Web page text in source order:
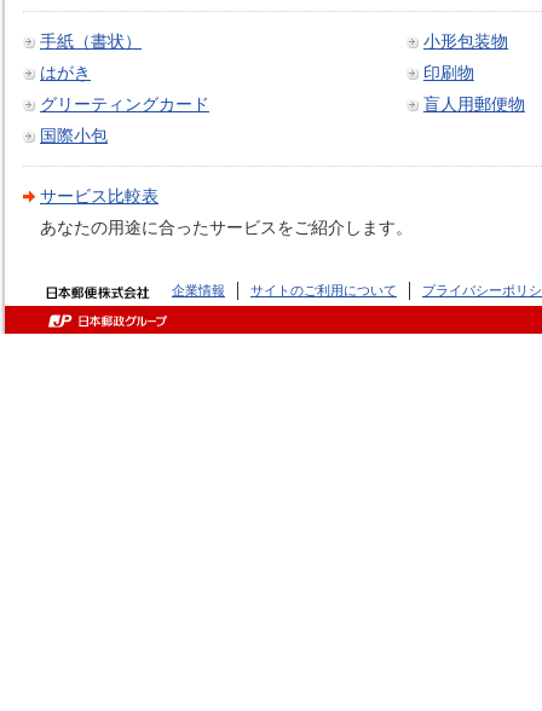
手紙（書状）
はがき
グリーティングカード
国際小包
小形包装物
印刷物
盲人用郵便物
サービス比較表
あなたの用途に合ったサービスをご紹介します。
企業情報 サイトのご利用について プライバシーポリ